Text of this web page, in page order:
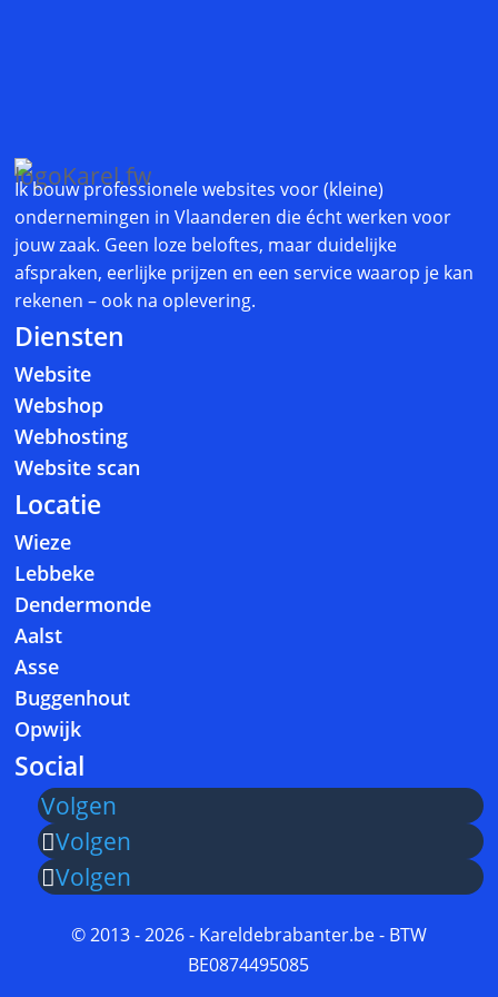
Ik bouw professionele websites voor (kleine)
ondernemingen in Vlaanderen die écht werken voor
jouw zaak. Geen loze beloftes, maar duidelijke
afspraken, eerlijke prijzen en een service waarop je kan
rekenen – ook na oplevering.
Diensten
Website
Webshop
Webhosting
Website scan
Locatie
Wieze
Lebbeke
Dendermonde
Aalst
Asse
Buggenhout
Opwijk
Social
Volgen
Volgen
Volgen
© 2013 - 2026 - Kareldebrabanter.be - BTW
BE0874495085